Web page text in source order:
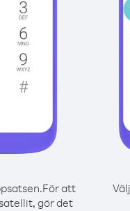
För att
gör det